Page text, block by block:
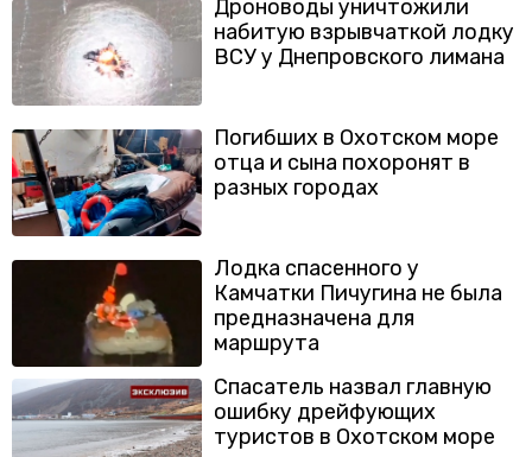
Дроноводы уничтожили
набитую взрывчаткой лодку
ВСУ у Днепровского лимана
Погибших в Охотском море
отца и сына похоронят в
разных городах
Лодка спасенного у
Камчатки Пичугина не была
предназначена для
маршрута
Спасатель назвал главную
ошибку дрейфующих
туристов в Охотском море